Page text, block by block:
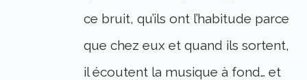
ce bruit, qu’ils ont l’habitude parce
que chez eux et quand ils sortent,
il écoutent la musique à fond… et